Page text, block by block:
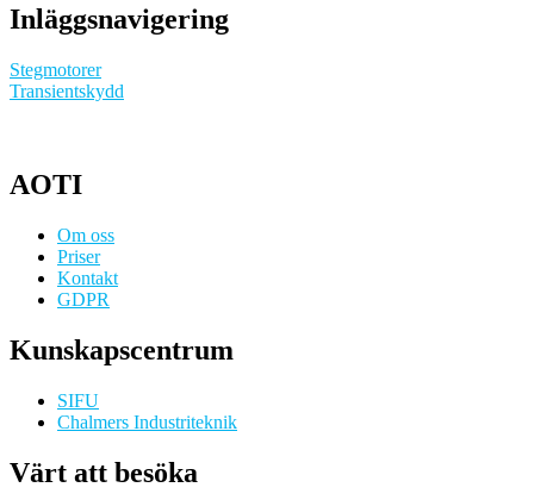
Inläggsnavigering
Stegmotorer
Transientskydd
AOTI
Om oss
Priser
Kontakt
GDPR
Kunskapscentrum
SIFU
Chalmers Industriteknik
Värt att besöka